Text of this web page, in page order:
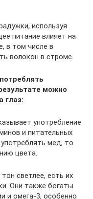
используя
питание влияет на
в том числе в
волокон в строме.
можно
глаз:
употребление
и питательных
мед, то
цвета.
светлее, есть их
Они также богаты
и омега-3, особенно